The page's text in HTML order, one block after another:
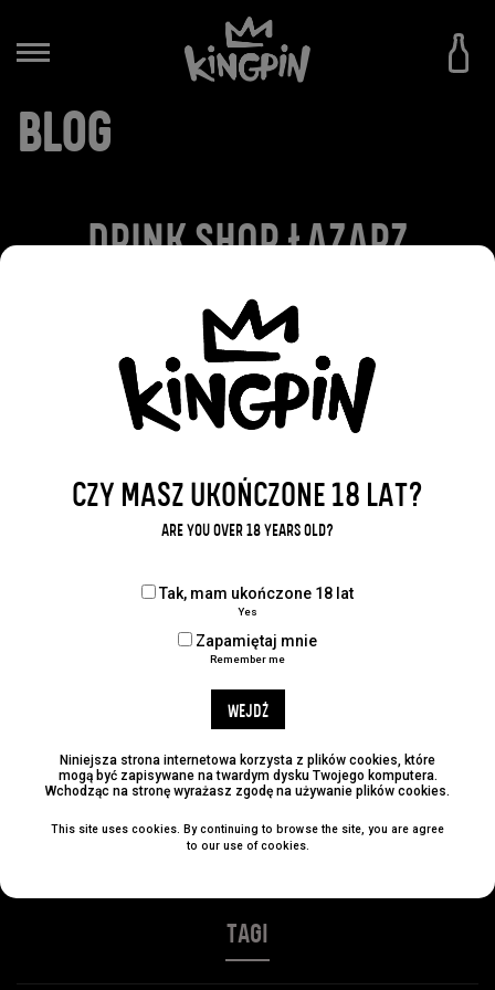
BLOG
DRINK SHOP ŁAZARZ
2016-10-07
WRÓĆ DO WPISÓW
Udostępnij:
KATEGORIE
No categories
ARCHIWUM
NAJLEPSZE POSTY
TAGI
CZY MASZ UKOŃCZONE 18 LAT?
ARE YOU OVER 18 YEARS OLD?
Tak, mam ukończone 18 lat
Yes
Zapamiętaj mnie
Remember me
WEJDŹ
Niniejsza strona internetowa korzysta z plików cookies, które
mogą być zapisywane na twardym dysku Twojego komputera.
Wchodząc na stronę wyrażasz zgodę na używanie plików cookies.
This site uses cookies. By continuing to browse the site, you are agree
to our use of cookies.